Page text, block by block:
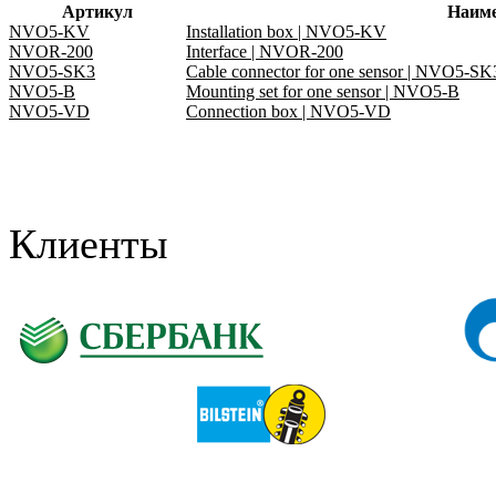
Артикул
NVO5-KV
Installation box | NVO5-KV
NVOR-200
Interface | NVOR-200
NVO5-SK3
Cable connector for one sensor | NVO5-
NVO5-B
Mounting set for one sensor | NVO5-B
NVO5-VD
Connection box | NVO5-VD
Клиенты